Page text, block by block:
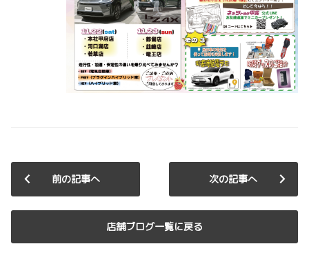
前の記事へ
店舗ブログ一覧に戻る
次の記事へ